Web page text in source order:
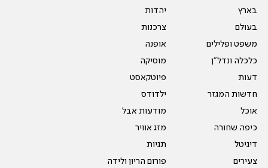
בארץ
בעולם
משפט ופלילים
כלכלה ונדל"ן
דעות
חדשות המגזר
אוכל
כיפה שחורה
דיגיטל
צעירים
יהדות
צרכנות
אופנה
מוסיקה
פיוטקאסט
ילדודס
מודעות אבל
מזג אוויר
תגיות
פורום הריון ולידה